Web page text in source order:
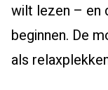
wilt lezen – en
beginnen. De
als